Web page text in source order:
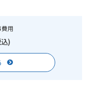
用
)